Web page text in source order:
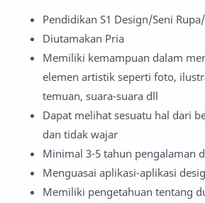
Pendidikan S1 Design/Seni
Diutamakan Pria
Memiliki kemampuan dalam
elemen artistik seperti foto,
temuan, suara-suara dll
Dapat melihat sesuatu hal dari
dan tidak wajar
Minimal 3-5 tahun pengalaman
Menguasai aplikasi-aplikasi
Memiliki pengetahuan tentang